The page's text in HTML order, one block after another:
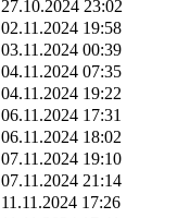
27.10.2024 23:02
02.11.2024 19:58
03.11.2024 00:39
04.11.2024 07:35
04.11.2024 19:22
06.11.2024 17:31
06.11.2024 18:02
07.11.2024 19:10
07.11.2024 21:14
11.11.2024 17:26